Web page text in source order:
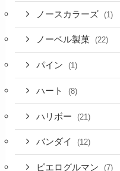
ノースカラーズ (1)
ノーベル製菓 (22)
パイン (1)
ハート (8)
ハリボー (21)
バンダイ (12)
ピエログルマン (7)